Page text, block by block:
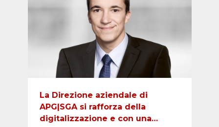
La Direzione aziendale di
APG|SGA si rafforza della
digitalizzazione e con una